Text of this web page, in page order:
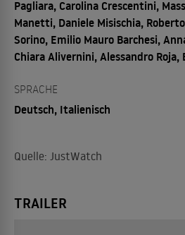
Pagliara, Carolina Crescentini,
Manetti, Daniele Misischia,
Sorino, Emilio Mauro Barchesi,
Chiara Alivernini, Alessandro Roja,
SPRACHE
Deutsch, Italienisch
Quelle: JustWatch
TRAILER